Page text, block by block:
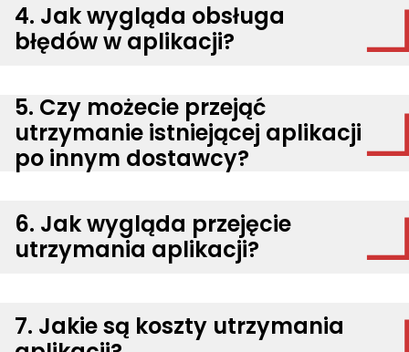
4. Jak wygląda obsługa
błędów w aplikacji?
5. Czy możecie przejąć
utrzymanie istniejącej aplikacji
po innym dostawcy?
6. Jak wygląda przejęcie
utrzymania aplikacji?
7. Jakie są koszty utrzymania